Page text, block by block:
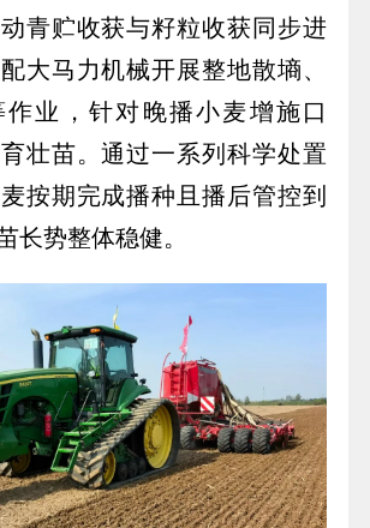
青贮收获与籽粒收获同步进
大马力机械开展整地散墒、
业，针对晚播小麦增施口
壮苗。通过一系列科学处置
按期完成播种且播后管控到
长势整体稳健。